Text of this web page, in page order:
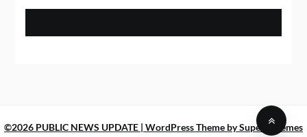
©2026 PUBLIC NEWS UPDATE | WordPress Theme bySuperbThemes